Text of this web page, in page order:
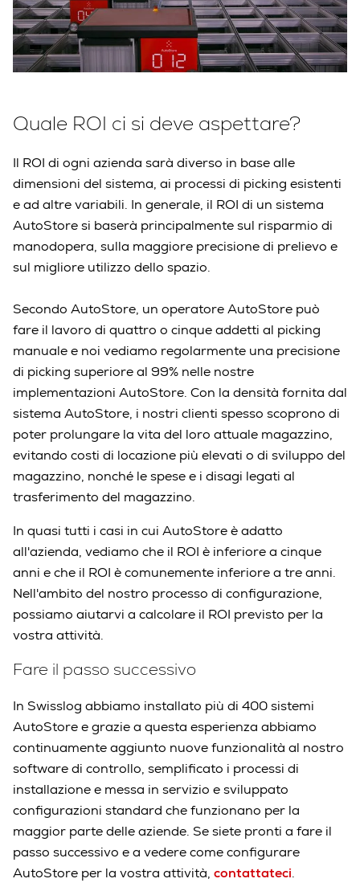
Quale ROI ci si deve aspettare?
Il ROI di ogni azienda sarà diverso in base alle
dimensioni del sistema, ai processi di picking esistenti
e ad altre variabili. In generale, il ROI di un sistema
AutoStore si baserà principalmente sul risparmio di
manodopera, sulla maggiore precisione di prelievo e
sul migliore utilizzo dello spazio.
Secondo AutoStore, un operatore AutoStore può
fare il lavoro di quattro o cinque addetti al picking
manuale e noi vediamo regolarmente una precisione
di picking superiore al 99% nelle nostre
implementazioni AutoStore. Con la densità fornita dal
sistema AutoStore, i nostri clienti spesso scoprono di
poter prolungare la vita del loro attuale magazzino,
evitando costi di locazione più elevati o di sviluppo del
magazzino, nonché le spese e i disagi legati al
trasferimento del magazzino.
In quasi tutti i casi in cui AutoStore è adatto
all'azienda, vediamo che il ROI è inferiore a cinque
anni e che il ROI è comunemente inferiore a tre anni.
Nell'ambito del nostro processo di configurazione,
possiamo aiutarvi a calcolare il ROI previsto per la
vostra attività.
Fare il passo successivo
In Swisslog abbiamo installato più di 400 sistemi
AutoStore e grazie a questa esperienza abbiamo
continuamente aggiunto nuove funzionalità al nostro
software di controllo, semplificato i processi di
installazione e messa in servizio e sviluppato
configurazioni standard che funzionano per la
maggior parte delle aziende. Se siete pronti a fare il
passo successivo e a vedere come configurare
AutoStore per la vostra attività, contattateci.